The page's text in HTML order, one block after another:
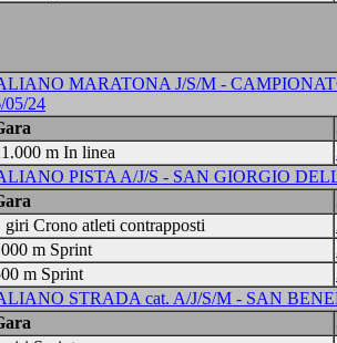
MARATONA J/S/M -
24
m In linea
PISTA A/J/S - SAN GIORGIO
giri Crono atleti contrapposti
m Sprint
m Sprint
STRADA cat. A/J/S/M - SAN